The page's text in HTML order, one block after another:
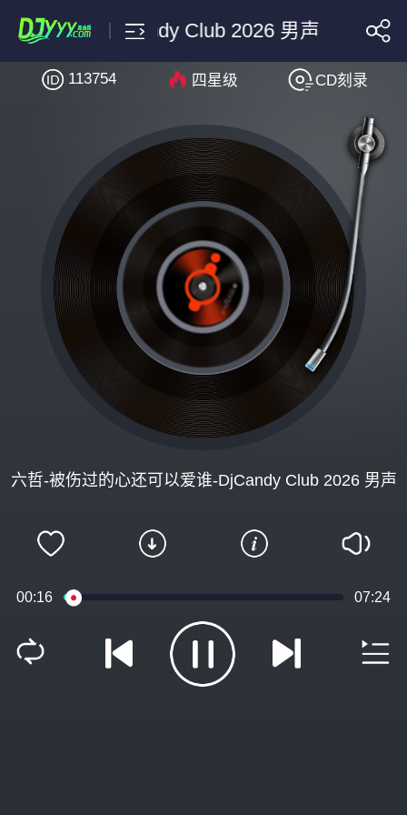
搜索
六哲-被伤过的心还可以爱
六哲-被伤过的心还可以爱谁-DjCandy Club 2026 男声
113754 四星级 CD刻录
00:16 07:24